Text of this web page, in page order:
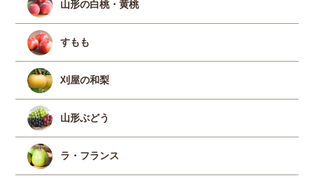
山形の白桃・黄桃
すもも
刈屋の和梨
山形ぶどう
ラ・フランス